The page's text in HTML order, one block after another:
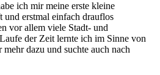
ich mir meine erste kleine
und erstmal einfach drauflos
vor allem viele Stadt- und
der Zeit lernte ich im Sinne von
dazu und suchte auch nach